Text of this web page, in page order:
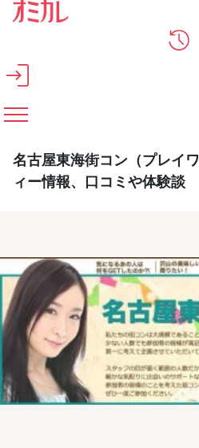
メインコンテンツへスキップ
名古屋東海街コン（プレイ
ィー情報、口コミや体験談